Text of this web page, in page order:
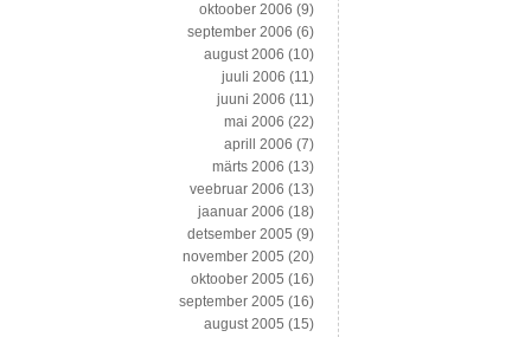
oktoober 2006 (9)
september 2006 (6)
august 2006 (10)
juuli 2006 (11)
juuni 2006 (11)
mai 2006 (22)
aprill 2006 (7)
märts 2006 (13)
veebruar 2006 (13)
jaanuar 2006 (18)
detsember 2005 (9)
november 2005 (20)
oktoober 2005 (16)
september 2005 (16)
august 2005 (15)